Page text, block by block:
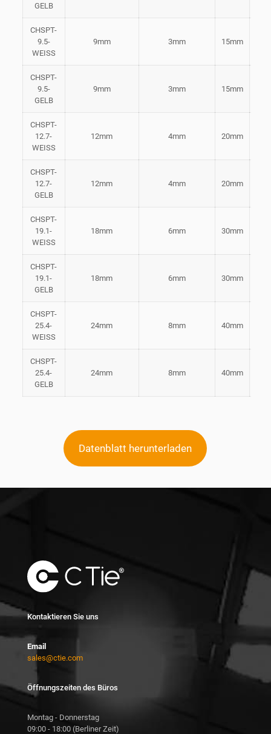
GELB
CHSPT-
9.5-
WEISS
9mm 3mm 15mm
CHSPT-
9.5-
GELB
9mm 3mm 15mm
CHSPT-
12.7-
WEISS
12mm 4mm 20mm
CHSPT-
12.7-
GELB
12mm 4mm 20mm
CHSPT-
19.1-
WEISS
18mm 6mm 30mm
CHSPT-
19.1-
GELB
18mm 6mm 30mm
CHSPT-
25.4-
WEISS
24mm 8mm 40mm
CHSPT-
25.4-
GELB
24mm 8mm 40mm
Datenblatt herunterladen
Kontaktieren Sie uns
Email
sales@ctie.com
Öffnungszeiten des Büros
Montag - Donnerstag
09:00 - 18:00 (Berliner Zeit)